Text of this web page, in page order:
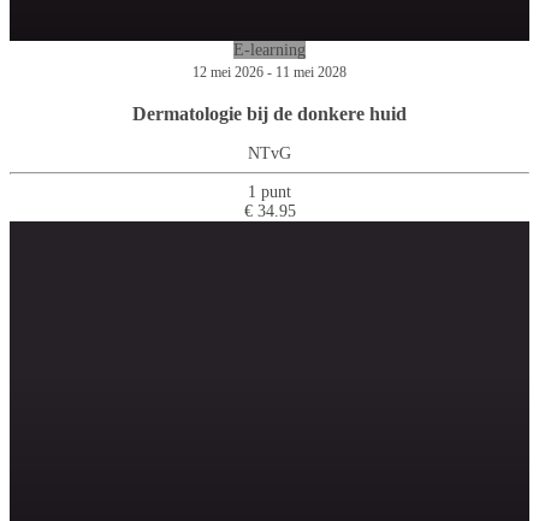
E-learning
12 mei 2026 - 11 mei 2028
Dermatologie bij de donkere huid
NTvG
1 punt
€ 34.95